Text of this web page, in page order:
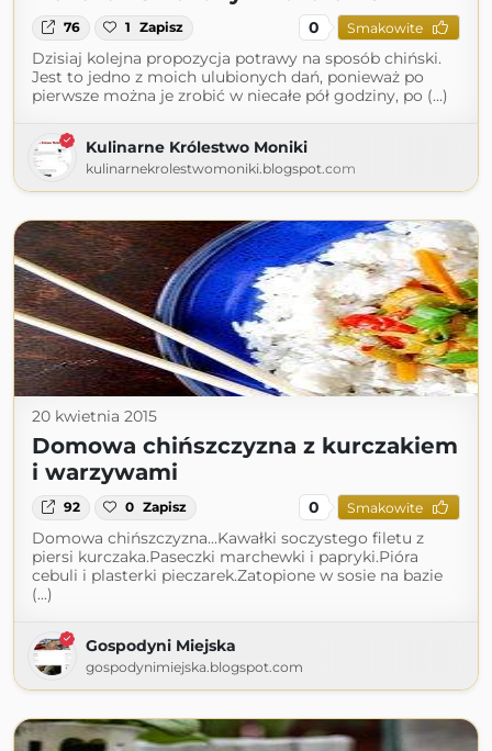
76 1 Zapisz 0 Smakowite
Dzisiaj kolejna propozycja potrawy na sposób chiński.
Jest to jedno z moich ulubionych dań, ponieważ po
pierwsze można je zrobić w niecałe pół godziny, po (...)
Kulinarne Królestwo Moniki
kulinarnekrolestwomoniki.blogspot.com
20 kwietnia 2015
Domowa chińszczyzna z kurczakiem
i warzywami
92 0 Zapisz 0 Smakowite
Domowa chińszczyzna...Kawałki soczystego filetu z
piersi kurczaka.Paseczki marchewki i papryki.Pióra
cebuli i plasterki pieczarek.Zatopione w sosie na bazie
(...)
Gospodyni Miejska
gospodynimiejska.blogspot.com